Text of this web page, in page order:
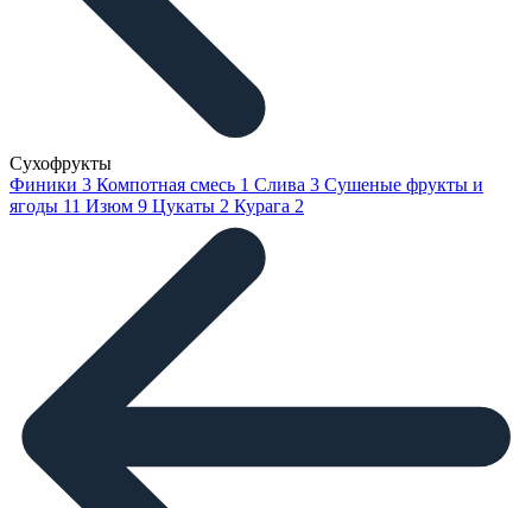
Сухофрукты
Финики 3 Компотная смесь 1 Слива 3 Сушеные фрукты и
ягоды 11 Изюм 9 Цукаты 2 Курага 2